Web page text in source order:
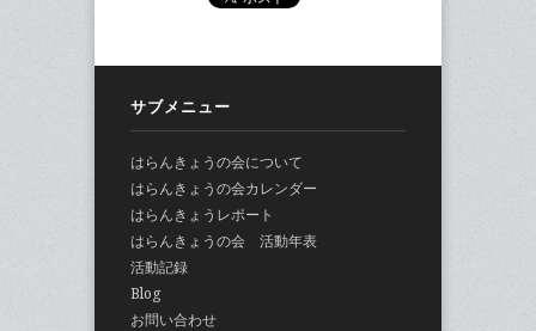
サブメニュー
はらんきょうの会について
はらんきょうの会カレンダー
はらんきょうレポート
はらんきょうの会 活動年表
活動記録
Blog
お問い合わせ